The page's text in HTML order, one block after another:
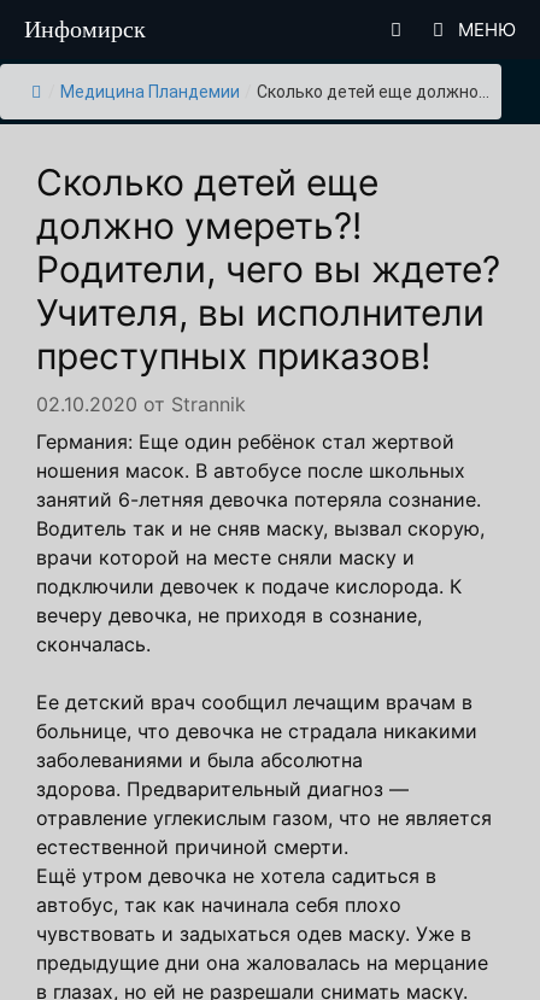
содержимому
Инфомирск МЕНЮ
Медицина Пландемии Сколько детей еще должно...
Сколько детей еще
должно умереть?!
Родители, чего вы ждете?
Учителя, вы исполнители
преступных приказов!
02.10.2020 от Strannik
Германия: Еще один ребёнок стал жертвой
ношения масок. В автобусе после школьных
занятий 6-летняя девочка потеряла сознание.
Водитель так и не сняв маску, вызвал скорую,
врачи которой на месте сняли маску и
подключили девочек к подаче кислорода. К
вечеру девочка, не приходя в сознание,
скончалась.
Ее детский врач сообщил лечащим врачам в
больнице, что девочка не страдала никакими
заболеваниями и была абсолютна
здорова. Предварительный диагноз —
отравление углекислым газом, что не является
естественной причиной смерти.
Ещё утром девочка не хотела садиться в
автобус, так как начинала себя плохо
чувствовать и задыхаться одев маску. Уже в
предыдущие дни она жаловалась на мерцание
в глазах, но ей не разрешали снимать маску.